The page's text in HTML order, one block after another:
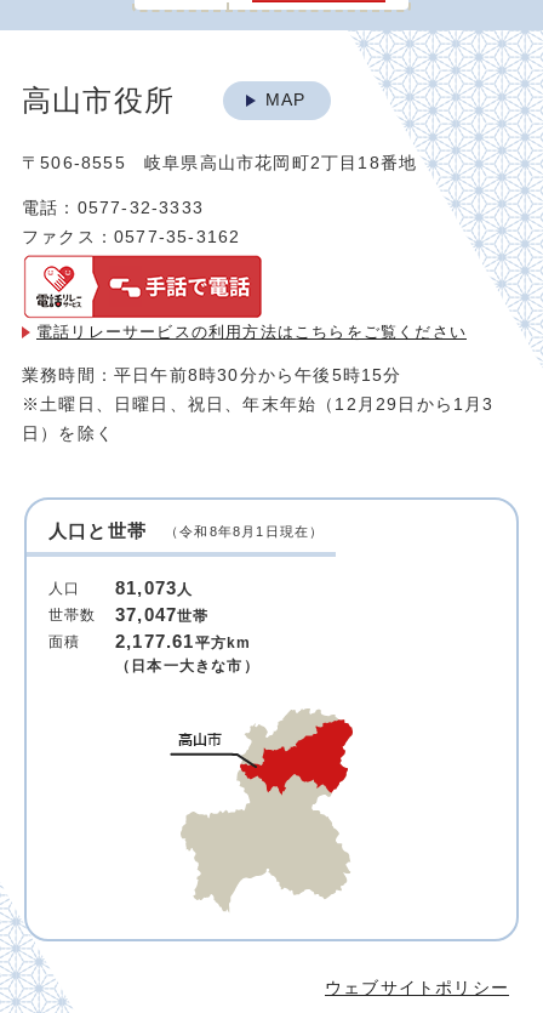
高山市役所 MAP
〒506-8555 岐阜県高山市花岡町2丁目18番地
電話：0577-32-3333
ファクス：0577-35-3162
電話リレーサービスの利用方法は こちらをご覧ください
業務時間：平日午前8時30分から午後5時15分
※土曜日、日曜日、祝日、年末年始（12月29日から1月3
日）を除く
人口と世帯 （令和8年8月1日現在）
人口 81,073人
世帯数
37,047世帯
面積
2,177.61平方km
（日本一大きな市）
ウェブサイトポリシー